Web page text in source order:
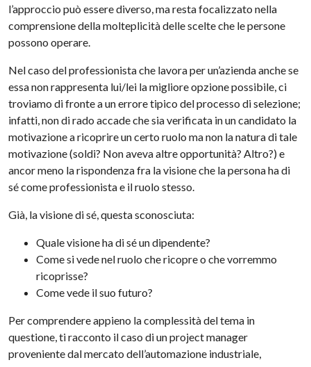
l’approccio può essere diverso, ma resta focalizzato nella
comprensione della molteplicità delle scelte che le persone
possono operare.
Nel caso del professionista che lavora per un’azienda anche se
essa non rappresenta lui/lei la migliore opzione possibile, ci
troviamo di fronte a un errore tipico del processo di selezione;
infatti, non di rado accade che sia verificata in un candidato la
motivazione a ricoprire un certo ruolo ma non la natura di tale
motivazione (soldi? Non aveva altre opportunità? Altro?) e
ancor meno la rispondenza fra la visione che la persona ha di
sé come professionista e il ruolo stesso.
Già, la visione di sé, questa sconosciuta:
Quale visione ha di sé un dipendente?
Come si vede nel ruolo che ricopre o che vorremmo
ricoprisse?
Come vede il suo futuro?
Per comprendere appieno la complessità del tema in
questione, ti racconto il caso di un project manager
proveniente dal mercato dell’automazione industriale,